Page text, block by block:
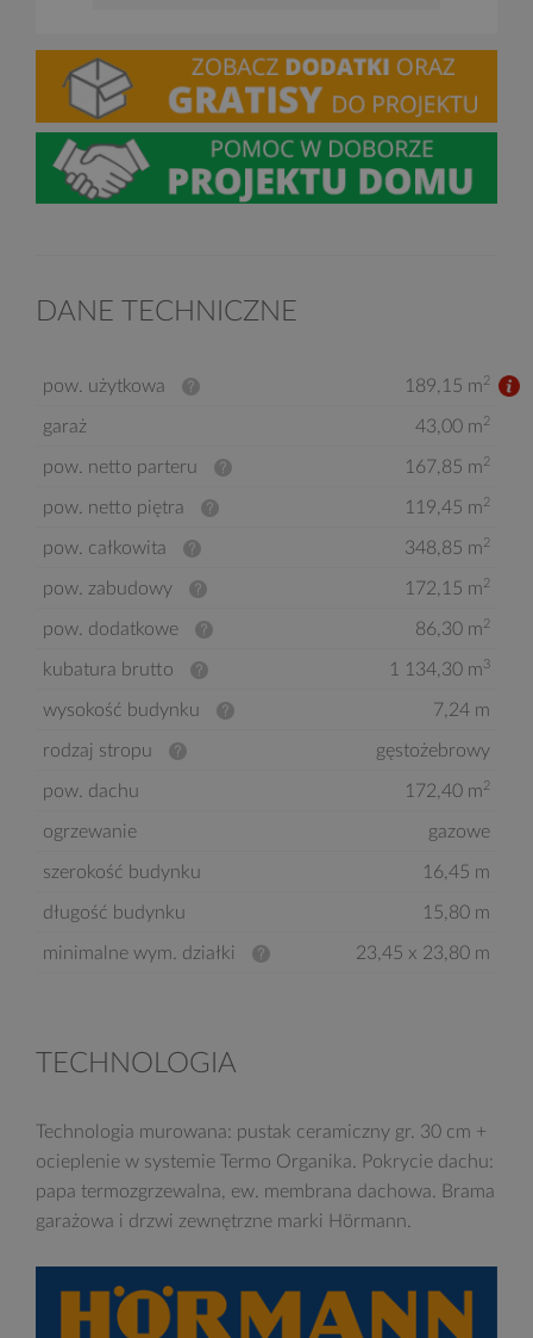
DANE TECHNICZNE
pow. użytkowa 189,15 m2
garaż 43,00 m2
pow. netto parteru 167,85 m2
pow. netto piętra 119,45 m2
pow. całkowita 348,85 m2
pow. zabudowy 172,15 m2
pow. dodatkowe 86,30 m2
kubatura brutto 1 134,30 m3
wysokość budynku 7,24 m
rodzaj stropu gęstożebrowy
pow. dachu 172,40 m2
ogrzewanie gazowe
szerokość budynku 16,45 m
długość budynku 15,80 m
minimalne wym. działki 23,45 x 23,80 m
TECHNOLOGIA
Technologia murowana: pustak ceramiczny gr. 30 cm +
ocieplenie w systemie Termo Organika. Pokrycie dachu:
papa termozgrzewalna, ew. membrana dachowa. Brama
garażowa i drzwi zewnętrzne marki Hörmann.